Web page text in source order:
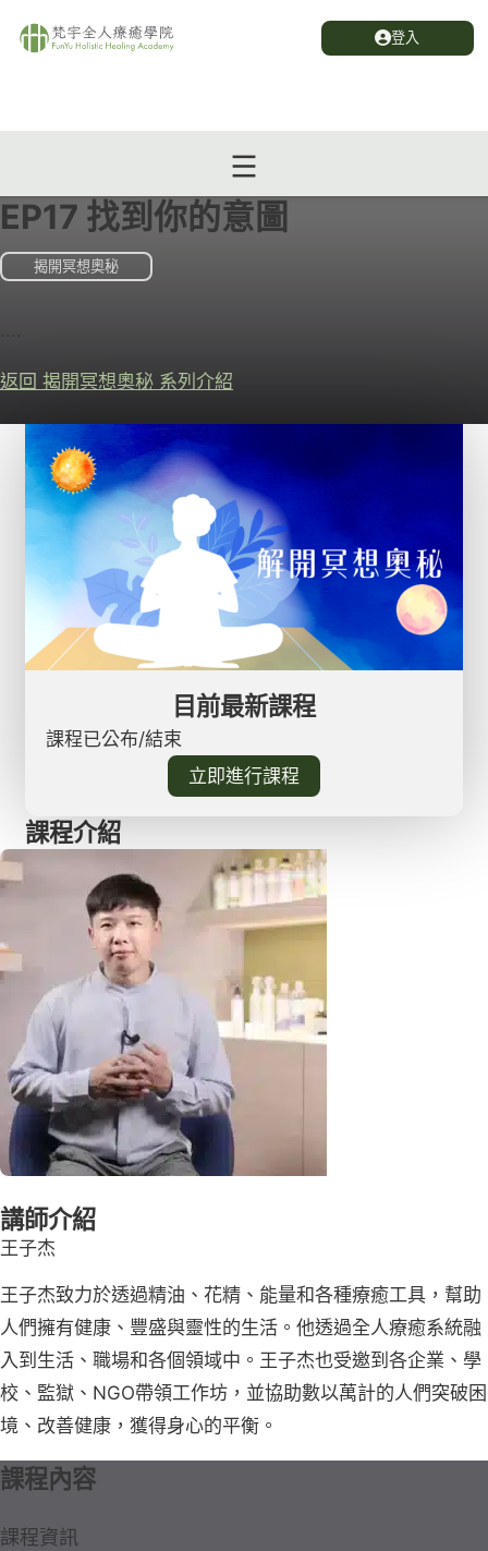
登入
EP17 找到你的意圖
揭開冥想奧秘
返回 揭開冥想奧秘 系列介紹
課程介紹
目前最新課程
課程已公布/結束
立即進行課程
講師介紹
王子杰
王子杰致力於透過精油、花精、能量和各種療癒工具，幫助
人們擁有健康、豐盛與靈性的生活。他透過全人療癒系統融
入到生活、職場和各個領域中。王子杰也受邀到各企業、學
校、監獄、NGO帶領工作坊，並協助數以萬計的人們突破困
境、改善健康，獲得身心的平衡。
課程內容
課程資訊